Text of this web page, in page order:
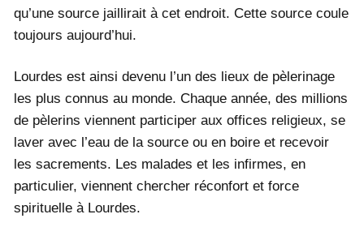
qu’une source jaillirait à cet endroit. Cette source coule
toujours aujourd’hui.
Lourdes est ainsi devenu l’un des lieux de pèlerinage
les plus connus au monde. Chaque année, des millions
de pèlerins viennent participer aux offices religieux, se
laver avec l’eau de la source ou en boire et recevoir
les sacrements. Les malades et les infirmes, en
particulier, viennent chercher réconfort et force
spirituelle à Lourdes.